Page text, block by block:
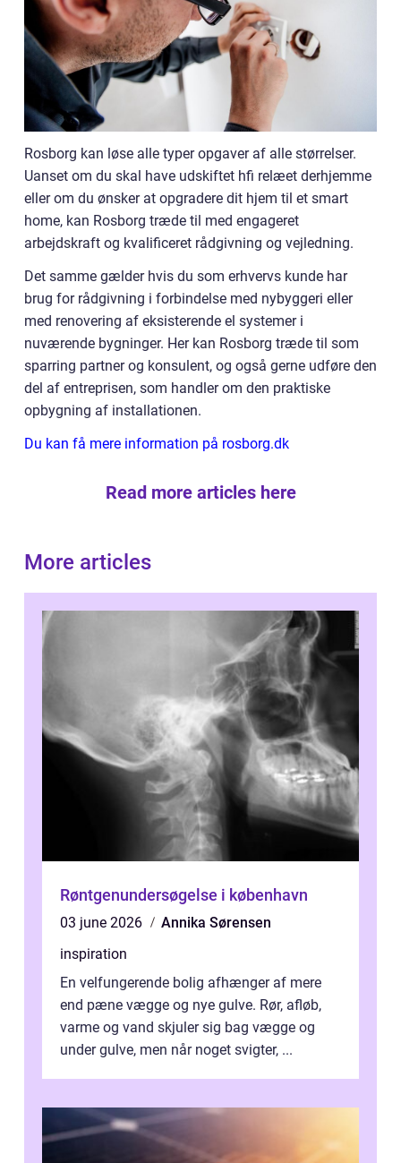
Rosborg kan løse alle typer opgaver af alle størrelser.
Uanset om du skal have udskiftet hfi relæet derhjemme
eller om du ønsker at opgradere dit hjem til et smart
home, kan Rosborg træde til med engageret
arbejdskraft og kvalificeret rådgivning og vejledning.
Det samme gælder hvis du som erhvervs kunde har
brug for rådgivning i forbindelse med nybyggeri eller
med renovering af eksisterende el systemer i
nuværende bygninger. Her kan Rosborg træde til som
sparring partner og konsulent, og også gerne udføre den
del af entreprisen, som handler om den praktiske
opbygning af installationen.
Du kan få mere information på rosborg.dk
Read more articles here
More articles
Røntgenundersøgelse i københavn
03 june 2026
Annika Sørensen
inspiration
En velfungerende bolig afhænger af mere
end pæne vægge og nye gulve. Rør, afløb,
varme og vand skjuler sig bag vægge og
under gulve, men når noget svigter, ...